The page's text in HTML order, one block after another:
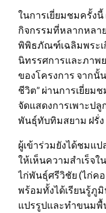
ในการเยี่ยมชมครั้งนี้
กิจกรรมที่หลากหลา
พิพิธภัณฑ์เฉลิมพระเ
นิทรรศการและภาพ
ของโครงการ จาก
ชีวิต” ผ่านการเยี่ยม
จัดแสดงการเพาะป
พันธุ์ทับทิมสยาม ฝรั่ง
ผู้เข้าร่วมยังได้ชมแ
ให้เห็นความสำเร็จใ
ไก่พันธุ์ศรีวิชัย (ไก่ค
พร้อมทั้งได้เรียนรู้ภู
แปรรูปและทำขนมพื้